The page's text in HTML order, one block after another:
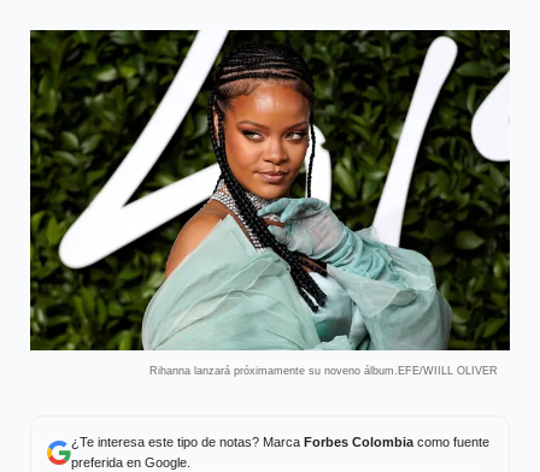
Rihanna lanzará próximamente su noveno álbum.EFE/WIILL OLIVER
¿Te interesa este tipo de notas? Marca Forbes Colombiacomo fuente
preferida en Google.